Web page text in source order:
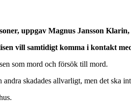
uppgav Magnus Jansson
vill samtidigt komma i kontakt
som mord och försök till mord.
skadades allvarligt, men det ska